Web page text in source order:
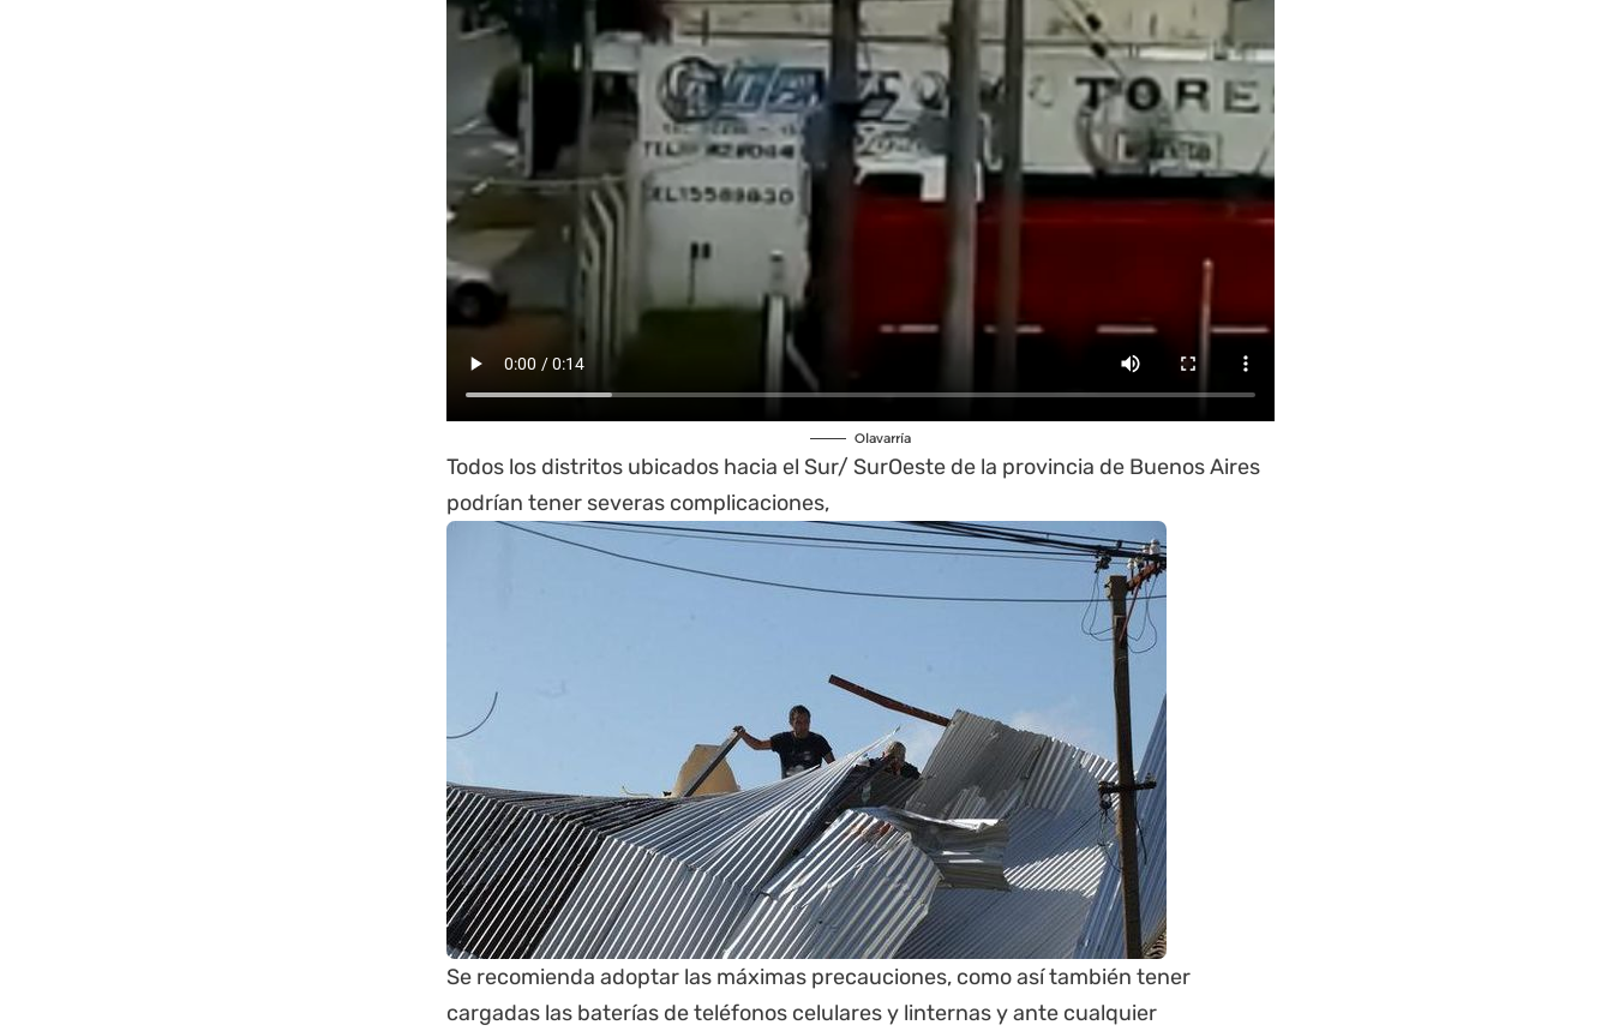
Olavarría
Todos los distritos ubicados hacia el Sur/ SurOeste de la provincia de Buenos Aires
podrían tener severas complicaciones,
Se recomienda adoptar las máximas precauciones, como así también tener
cargadas las baterías de teléfonos celulares y linternas y ante cualquier